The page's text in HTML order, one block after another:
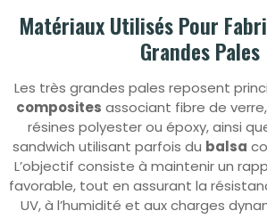
Matériaux Utilisés Pour
Grandes Pales
Les très grandes pales reposent
composites associant fibre de
résines polyester ou époxy, ainsi
sandwich utilisant parfois du balsa
L’objectif consiste à maintenir un
favorable, tout en assurant la
UV, à l’humidité et aux charges